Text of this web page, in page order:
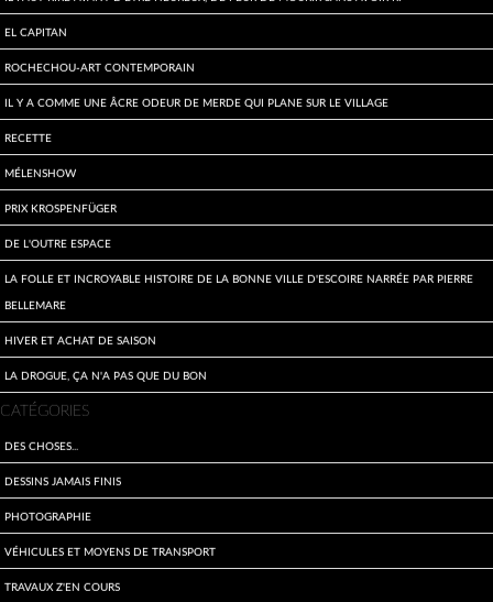
El Capitan
Rochechou-art contemporain
Il y a comme une âcre odeur de merde qui plane sur le village
Recette
Mélenshow
Prix Krospenfüger
De l'outre espace
La folle et incroyable histoire de la bonne ville d'Escoire narrée par Pierre
Bellemare
Hiver et achat de saison
La drogue, ça n'a pas que du bon
CATÉGORIES
Des choses...
Dessins jamais finis
Photographie
Véhicules et moyens de transport
travaux z'en cours